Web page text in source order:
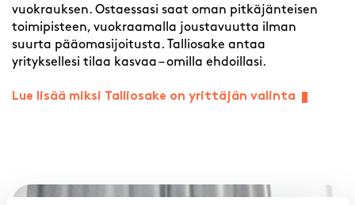
vuokrauksen. Ostaessasi saat oman pitkäjänteisen
toimipisteen, vuokraamalla joustavuutta ilman
suurta pääomasijoitusta. Talliosake antaa
yrityksellesi tilaa kasvaa – omilla ehdoillasi.
Lue lisää miksi Talliosake on yrittäjän valinta